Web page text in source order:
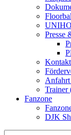
Presse
Kontakt
Anfahrt
Trainer
Fanzone
DJK